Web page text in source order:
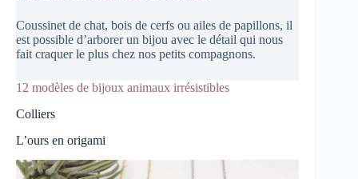
Coussinet de chat, bois de cerfs ou ailes de papillons, il
est possible d’arborer un bijou avec le détail qui nous
fait craquer le plus chez nos petits compagnons.
12 modèles de bijoux animaux irrésistibles
Colliers
L’ours en origami